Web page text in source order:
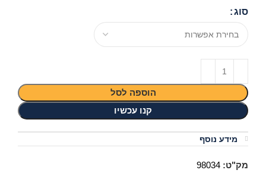
סוג
הוספה לסל
קנו עכשיו
מידע נוסף
מק"ט: 98034